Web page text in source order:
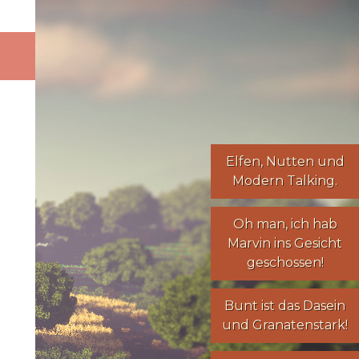
Elfen, Nuttenund
Modern Talking.
Oh man, ich hab
Marvin ins Gesicht
geschossen!
Bunt ist das Dasein
und Granatenstark!